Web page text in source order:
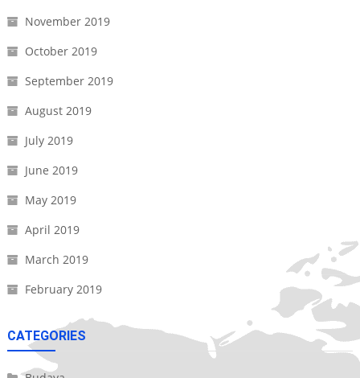
November 2019
October 2019
September 2019
August 2019
July 2019
June 2019
May 2019
April 2019
March 2019
February 2019
CATEGORIES